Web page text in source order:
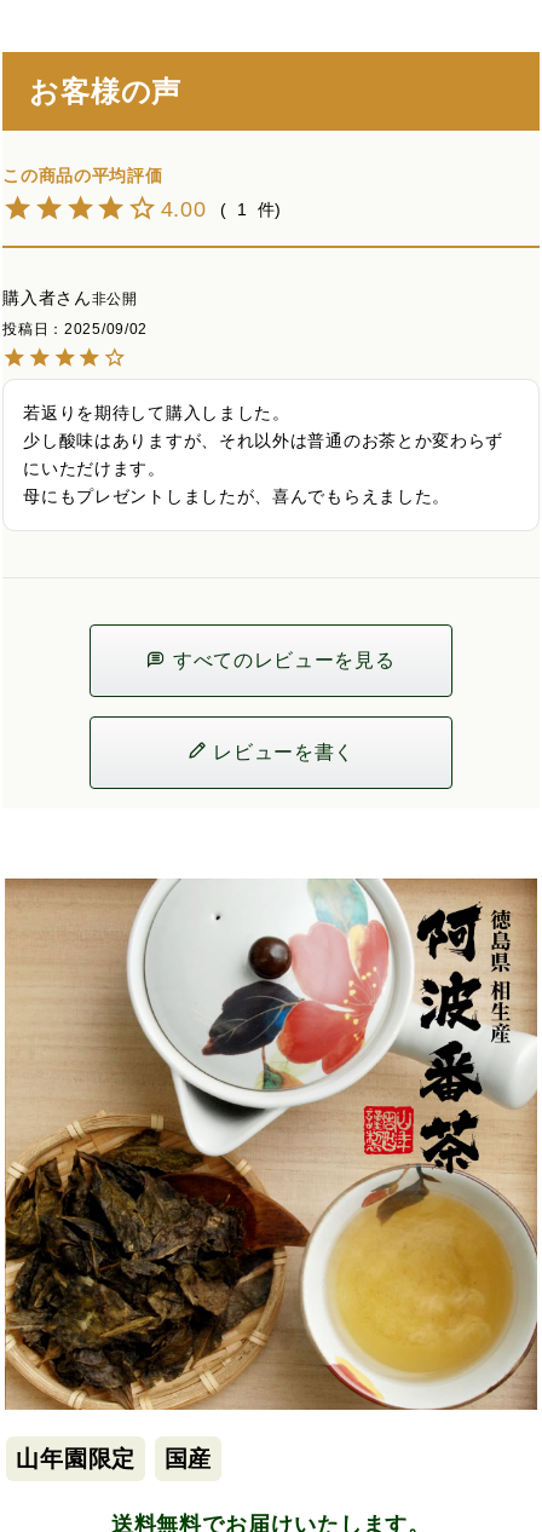
お客様の声
4.00 1
購入者
非公開
投稿日
2025/09/02
若返りを期待して購入しました。
少し酸味はありますが、それ以外は普通のお茶とか変わらず
にいただけます。
母にもプレゼントしましたが、喜んでもらえました。
すべてのレビューを見る
レビューを書く
山年園限定 国産
送料無料でお届けいたします。